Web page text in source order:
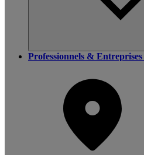
Professionnels & Entreprises